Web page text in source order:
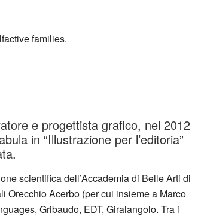
families.
e progettista grafico, nel 2012
in “Illustrazione per l’editoria”
scientifica dell’Accademia di Belle Arti di
Orecchio Acerbo (per cui insieme a Marco
Gribaudo, EDT, Giralangolo. Tra i